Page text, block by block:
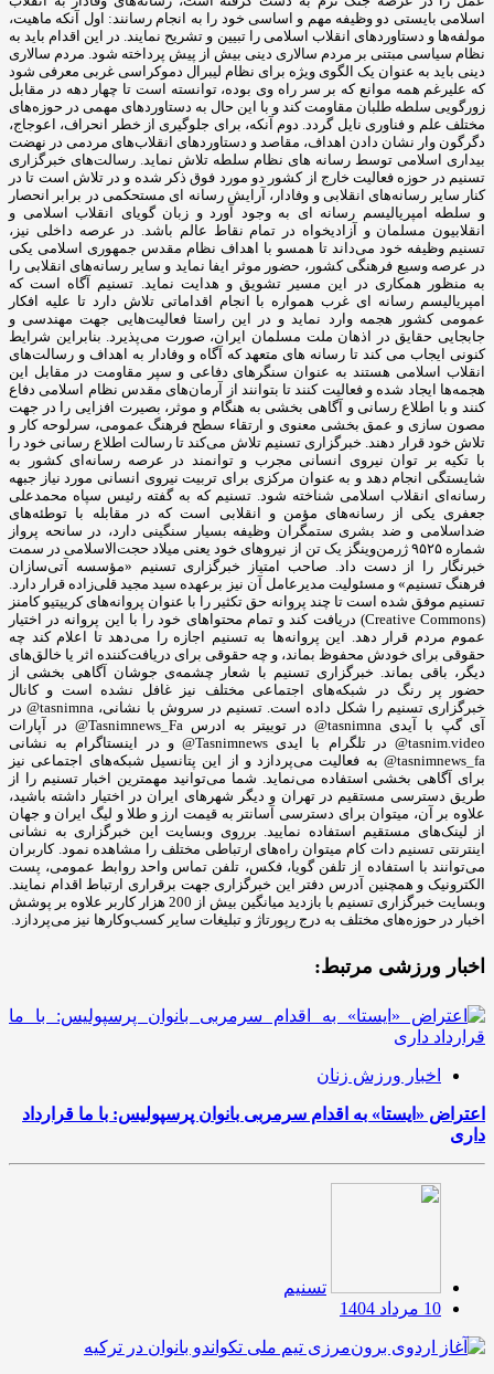
اسلامی بایستی دو وظیفه مهم و اساسی خود را به انجام رسانند: اول آنکه ماهیت،
مولفه‌ها و دستاوردهای انقلاب اسلامی را تبیین و تشریح نمایند. در این اقدام باید به
نظام سیاسی مبتنی بر مردم سالاری دینی بیش از پیش پرداخته شود. مردم سالاری
دینی باید به عنوان یک الگوی ویژه برای نظام لیبرال دموکراسی غربی معرفی شود
که علیرغم همه موانع که بر سر راه وی بوده، توانسته است تا چهار دهه در مقابل
زورگویی سلطه طلبان مقاومت کند و با این حال به دستاوردهای مهمی در حوزه‌های
مختلف علم و فناوری نایل گردد. دوم آنکه، برای جلوگیری از خطر انحراف، اعوجاج،
دگرگون وار نشان دادن اهداف، مقاصد و دستاوردهای انقلاب‌های مردمی در نهضت
بیداری اسلامی توسط رسانه های نظام سلطه تلاش نماید. رسالت‌های خبرگزاری
تسنیم در حوزه فعالیت خارج از کشور دو مورد فوق ذکر شده و در تلاش است تا در
کنار سایر رسانه‌های انقلابی و وفادار، آرایش رسانه ای مستحکمی در برابر انحصار
و سلطه امپریالیسم رسانه ای به وجود آورد و زبان گویای انقلاب اسلامی و
انقلابیون مسلمان و آزادیخواه در تمام نقاط عالم باشد. در عرصه داخلی نیز،
تسنیم وظیفه خود می‌داند تا همسو با اهداف نظام مقدس جمهوری اسلامی یکی
در عرصه وسیع فرهنگی کشور، حضور موثر ایفا نماید و سایر رسانه‌های انقلابی را
به منظور همکاری در این مسیر تشویق و هدایت نماید. تسنیم آگاه است که
امپریالیسم رسانه ای غرب همواره با انجام اقداماتی تلاش دارد تا علیه افکار
عمومی کشور هجمه وارد نماید و در این راستا فعالیت‌هایی جهت مهندسی و
جابجایی حقایق در اذهان ملت مسلمان ایران، صورت می‌پذیرد. بنابراین شرایط
کنونی ایجاب می کند تا رسانه های متعهد که آگاه و وفادار به اهداف و رسالت‌های
انقلاب اسلامی هستند به عنوان سنگرهای دفاعی و سپر مقاومت در مقابل این
هجمه‌ها ایجاد شده و فعالیت کنند تا بتوانند از آرمان‌های مقدس نظام اسلامی دفاع
کنند و با اطلاع رسانی و آگاهی بخشی به هنگام و موثر، بصیرت افزایی را در جهت
مصون سازی و عمق بخشی معنوی و ارتقاء سطح فرهنگ عمومی، سرلوحه کار و
تلاش خود قرار دهند. خبرگزاری تسنیم تلاش می‌کند تا رسالت اطلاع رسانی خود را
با تکیه بر توان نیروی انسانی مجرب و توانمند در عرصه رسانه‌ای کشور به
شایستگی انجام دهد و به عنوان مرکزی برای تربیت نیروی انسانی مورد نیاز جبهه
رسانه‌ای انقلاب اسلامی شناخته شود. تسنیم که به گفته رئیس سپاه محمدعلی
جعفری یکی از رسانه‌های مؤمن و انقلابی است که در مقابله با توطئه‌های
ضداسلامی و ضد بشری ستمگران وظیفه بسیار سنگینی دارد، در سانحه پرواز
شماره ۹۵۲۵ ژرمن‌وینگز یک تن از نیروهای خود یعنی میلاد حجت‌الاسلامی در سمت
خبرنگار را از دست داد. صاحب امتیاز خبرگزاری تسنیم «مؤسسه آتی‌سازان
فرهنگ تسنیم» و مسئولیت مدیرعامل آن نیز برعهده سید مجید قلی‌زاده‌ قرار دارد.
تسنیم موفق شده است تا چند پروانه حق تکثیر را با عنوان پروانه‌های کرییتیو کامنز
(Creative Commons) دریافت کند و تمام محتواهای خود را با این پروانه در اختیار
عموم مردم قرار دهد. این پروانه‌ها به تسنیم اجازه را می‌دهد تا اعلام کند چه
حقوقی برای خودش محفوظ بماند، و چه حقوقی برای دریافت‌کننده اثر یا خالق‌های
دیگر، باقی بماند. خبرگزاری تسنیم با شعار چشمه‌ی جوشان آگاهی بخشی از
حضور پر رنگ در شبکه‌های اجتماعی مختلف نیز غافل نشده است و کانال
خبرگزاری تسنیم را شکل داده است. تسنیم در سروش با نشانی، tasnimna@ در
آی گپ با آیدی tasnimna@ در توییتر به ادرس Tasnimnews_Fa@ در آپارات
tasnim.video@ در تلگرام با ایدی Tasnimnews@ و در اینستاگرام به نشانی
tasnimnews_fa@ به فعالیت می‌پردازد و از این پتانسیل شبکه‌های اجتماعی نیز
برای آگاهی بخشی استفاده می‌نماید. شما می‌توانید مهمترین اخبار تسنیم را از
طریق دسترسی مستقیم در تهران و دیگر شهرهای ایران در اختیار داشته باشید،
علاوه بر آن، میتوان برای دسترسی آسانتر به قیمت ارز و طلا و لیگ ایران و جهان
از لینک‌های مستقیم استفاده نمایید. برروی وبسایت این خبرگزاری به نشانی
اینترنتی تسنیم دات کام میتوان راه‌های ارتباطی مختلف را مشاهده نمود. کاربران
می‌توانند با استفاده از تلفن گویا، فکس، تلفن تماس واحد روابط عمومی، پست
الکترونیک و همچنین آدرس دفتر این خبرگزاری جهت برقراری ارتباط اقدام نمایند.
وبسایت خبرگزاری تسنیم با بازدید میانگین بیش از 200 هزار کاربر علاوه بر پوشش
اخبار در حوزه‌های مختلف به درج رپورتاژ و تبلیغات سایر کسب‌وکارها نیز می‌پردازد.
اخبار ورزشی مرتبط:
اخبار ورزش زنان
اعتراض «ایستا» به اقدام سرمربی بانوان پرسپولیس: با ما قرارداد
داری
تسنیم
10 مرداد 1404